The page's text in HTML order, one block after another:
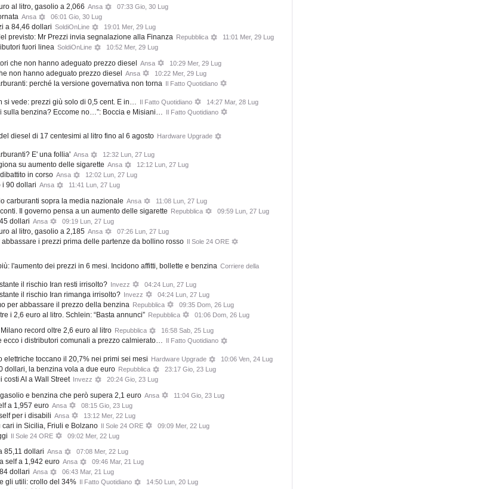
al litro, gasolio a 2,066 Ansa 07:33 Gio, 30 Lug
Ansa 06:01 Gio, 30 Lug
a 84,46 dollari SoldiOnLine 19:01 Mer, 29 Lug
previsto: Mr Prezzi invia segnalazione alla Finanza Repubblica 11:01 Mer, 29 Lug
fuori linea SoldiOnLine 10:52 Mer, 29 Lug
che non hanno adeguato prezzo diesel Ansa 10:29 Mer, 29 Lug
non hanno adeguato prezzo diesel Ansa 10:22 Mer, 29 Lug
perché la versione governativa non torna Il Fatto Quotidiano
vede: prezzi giù solo di 0,5 cent. E in… Il Fatto Quotidiano 14:27 Mar, 28 Lug
sulla benzina? Eccome no…”: Boccia e Misiani…
Il Fatto Quotidiano
diesel di 17 centesimi al litro fino al 6 agosto Hardware Upgrade
E' una follia' Ansa 12:32 Lun, 27 Lug
su aumento delle sigarette Ansa 12:12 Lun, 27 Lug
in corso Ansa 12:02 Lun, 27 Lug
i 90 dollari Ansa 11:41 Lun, 27 Lug
carburanti sopra la media nazionale Ansa 11:08 Lun, 27 Lug
Il governo pensa a un aumento delle sigarette Repubblica 09:59 Lun, 27 Lug
dollari Ansa 09:19 Lun, 27 Lug
al litro, gasolio a 2,185 Ansa 07:26 Lun, 27 Lug
i prezzi prima delle partenze da bollino rosso Il Sole 24 ORE
l'aumento dei prezzi in 6 mesi. Incidono affitti, bollette e benzina Corriere della
il rischio Iran resti irrisolto? Invezz 04:24 Lun, 27 Lug
il rischio Iran rimanga irrisolto? Invezz 04:24 Lun, 27 Lug
per abbassare il prezzo della benzina Repubblica 09:35 Dom, 26 Lug
i 2,6 euro al litro. Schlein: “Basta annunci” Repubblica 01:06 Dom, 26 Lug
record oltre 2,6 euro al litro Repubblica 16:58 Sab, 25 Lug
ecco i distributori comunali a prezzo calmierato… Il Fatto Quotidiano
toccano il 20,7% nei primi sei mesi Hardware Upgrade 10:06 Ven, 24 Lug
dollari, la benzina vola a due euro Repubblica 23:17 Gio, 23 Lug
costi AI a Wall Street Invezz 20:24 Gio, 23 Lug
e benzina che però supera 2,1 euro Ansa 11:04 Gio, 23 Lug
a 1,957 euro Ansa 08:15 Gio, 23 Lug
per i disabili Ansa 13:12 Mer, 22 Lug
in Sicilia, Friuli e Bolzano Il Sole 24 ORE 09:09 Mer, 22 Lug
Il Sole 24 ORE 09:02 Mer, 22 Lug
85,11 dollari Ansa 07:08 Mer, 22 Lug
self a 1,942 euro Ansa 09:46 Mar, 21 Lug
dollari Ansa 06:43 Mar, 21 Lug
gli utili: crollo del 34% Il Fatto Quotidiano 14:50 Lun, 20 Lug